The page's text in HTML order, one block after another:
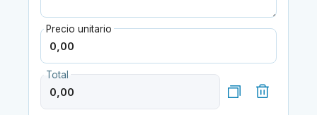
Precio unitario
Total